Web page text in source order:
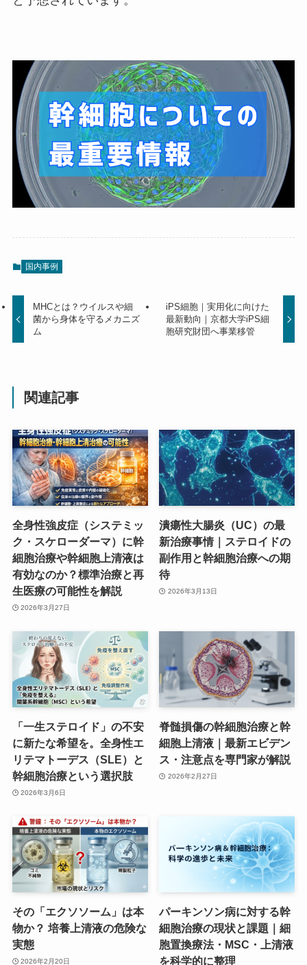
国内事例
MHCとは？ウイルスや細
菌から身体を守るメカニズ
ム
iPS細胞｜実用化に向けた
最新動向｜京都大学iPS細
胞研究財団へ事業移管
関連記事
全身性強皮症（システミッ
ク・スケローダーマ）に幹
細胞治療や幹細胞上清液は
有効なのか？標準治療と再
生医療の可能性を解説
2026年3月27日
潰瘍性大腸炎（UC）の最
新治療事情｜ステロイドの
副作用と幹細胞治療への期
待
2026年3月13日
「一生ステロイド」の不安
に新たな希望を。全身性エ
リテマトーデス（SLE）と
幹細胞治療という選択肢
2026年3月6日
脊髄損傷の幹細胞治療と幹
細胞上清液｜最新エビデン
ス・注意点を専門家が解説
2026年2月27日
その「エクソソーム」は本
物か？ 培養上清液の危険な
実態
2026年2月20日
パーキンソン病に対する幹
細胞治療の現状と課題｜細
胞置換療法・MSC・上清液
を科学的に整理